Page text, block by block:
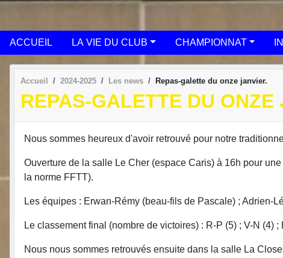
ACCUEIL LA VIE DU CLUB CHAMPIONNAT
Accueil 2024-2025 Les news Repas-galette du onze janvier.
REPAS-GALETTE DU ONZE
Nous sommes heureux d'avoir retrouvé pour notre
Ouverture de la salle Le Cher (espace Caris) à 16h pour
la norme FFTT).
Les équipes : Erwan-Rémy (beau-fils de Pascale) ; Adrien-
Le classement final (nombre de victoires) : R-P (5) ; V-N (4) ;
Nous nous sommes retrouvés ensuite dans la salle La